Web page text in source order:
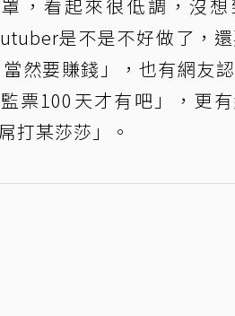
，看起來很低調，沒
是不是不好做了，
當然要賺錢」，也有網友
票100天才有吧」，更
打某莎莎」。